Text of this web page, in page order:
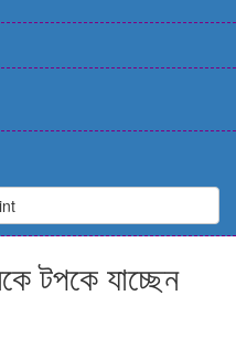
টপকে যাচ্ছেন